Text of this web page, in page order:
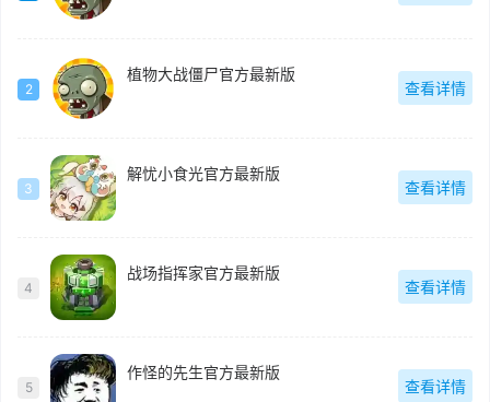
2
植物大战僵尸官方最新版
查看详情
3
解忧小食光官方最新版
查看详情
4
战场指挥家官方最新版
查看详情
5
作怪的先生官方最新版
查看详情